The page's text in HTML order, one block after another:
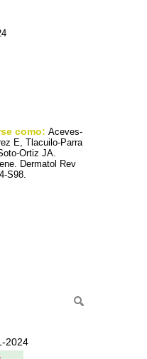
como: Aceves-
E, Tlacuilo-Parra
Ortiz JA.
Dermatol Rev
S98.
2024